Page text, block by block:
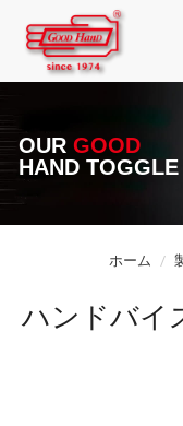
OUR GOOD
HAND TOGGLE
ホーム
ハンドバイ